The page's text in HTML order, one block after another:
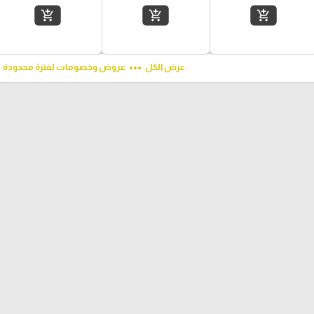
add_shopping_cart
add_shopping_cart
add_shopping_cart
عرض الكل more_horiz عروض وخصومات لفترة محدودة